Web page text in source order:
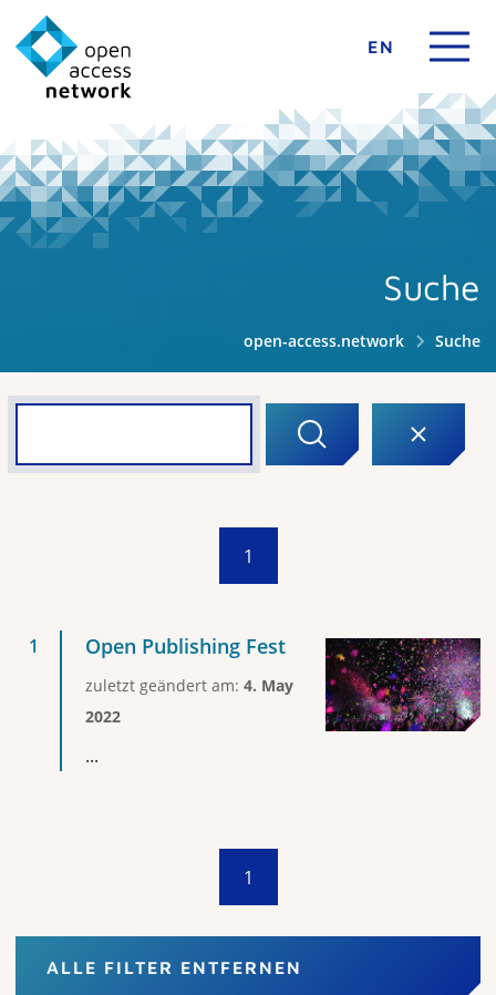
EN
Suche
open-access.network Suche
1
Open Publishing Fest
zuletzt geändert am: 4. May
2022
...
1
ALLE FILTER ENTFERNEN